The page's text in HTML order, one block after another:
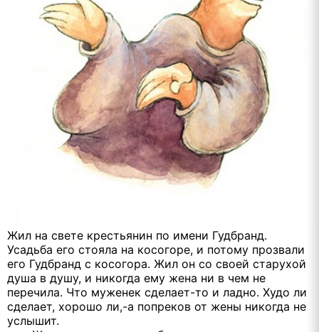
Жил на свете крестьянин по имени Гудбранд.
Усадьба его стояла на косогоре, и потому прозвали
его Гудбранд с косогора. Жил он со своей старухой
душа в душу, и никогда ему жена ни в чем не
перечила. Что муженек сделает-то и ладно. Худо ли
сделает, хорошо ли,-а попреков от жены никогда не
услышит.